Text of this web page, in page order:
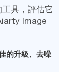
具，評估它
Image
的升級、去噪